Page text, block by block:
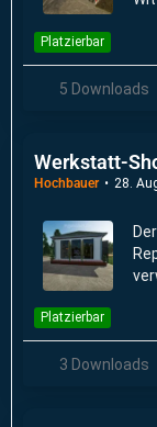
Platzierbar
5 Downloads
Werkstatt-
Hochbauer 28.
Platzierbar
3 Downloads